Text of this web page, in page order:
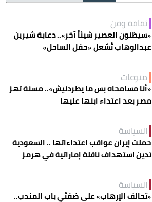
ثقافة وفن
«سيظنون العصير شيئاً آخر».. دعابة شيرين
عبدالوهاب تُشعل «حفل الساحل»
منوعات
«أنا مسامحاه بس ما يطردنيش».. مسنة تهز
مصر بعد اعتداء ابنها عليها
السياسة
حملت إيران عواقب اعتداءاتها .. السعودية
تدين استهداف ناقلة إماراتية في هرمز
السياسة
«تحالف الإرهاب» على ضفتَي باب المندب..